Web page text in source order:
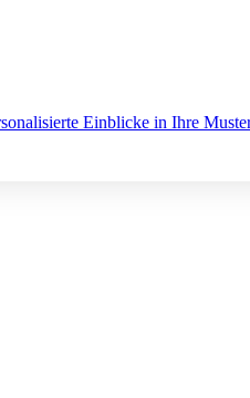
Einblicke in Ihre